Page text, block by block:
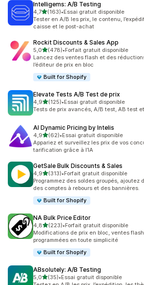
Intelligems: A/B Testing
4,7étoile(s) sur 5
(163)
163 avis au total
•Essai gratuit disponible
Tester en A/B les prix, le contenu,
caisse et le post-achat
Rockit Discounts & Sales App
5,0étoile(s) sur 5
(478)
478 avis au total
•Forfait gratuit disponible
Lancez des ventes flash et des
l’éditeur de prix en bloc
Built for Shopify
Elevate Tests A/B Test de prix
4,9étoile(s) sur 5
(125)
125 avis au total
•Essai gratuit disponible
Tests de prix avancés, A/B test, AB test
AI Dynamic Pricing by Intelis
4,9étoile(s) sur 5
(62)
62 avis au total
•Essai gratuit disponible
Appariez et surveillez les prix de vos
tarification grâce à l’IA
GetSale Bulk Discounts & Sales
4,9étoile(s) sur 5
(313)
313 avis au total
•Forfait gratuit disponible
Programmez des soldes groupés, ajoutez
des comptes à rebours et des bannières.
Built for Shopify
NA Bulk Price Editor
4,8étoile(s) sur 5
(223)
223 avis au total
•Forfait gratuit disponible
Modifications de prix en bloc, ventes
programmées en toute simplicité
Built for Shopify
ABsolutely: A/B Testing
5,0étoile(s) sur 5
(35)
35 avis au total
•Essai gratuit disponible